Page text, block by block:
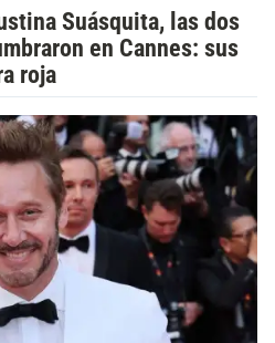
Suásquita, las dos
en Cannes: sus
roja